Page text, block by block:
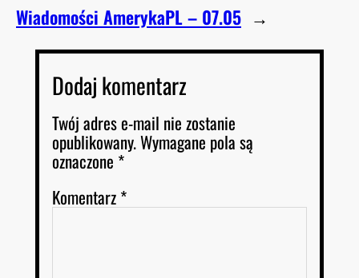
Wiadomości AmerykaPL – 07.05 →
Dodaj komentarz
Twój adres e-mail nie zostanie
opublikowany.Wymagane pola są
oznaczone *
Komentarz*